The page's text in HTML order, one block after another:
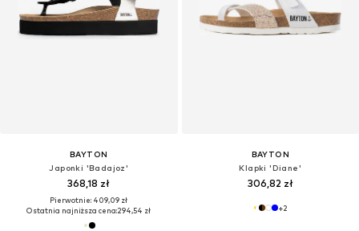
BAYTON
Japonki 'Badajoz'
368,18 zł
Pierwotnie: 409,09 zł
Ostatnia najniższa cena:294,54 zł
BAYTON
Klapki 'Diane'
306,82 zł
+2